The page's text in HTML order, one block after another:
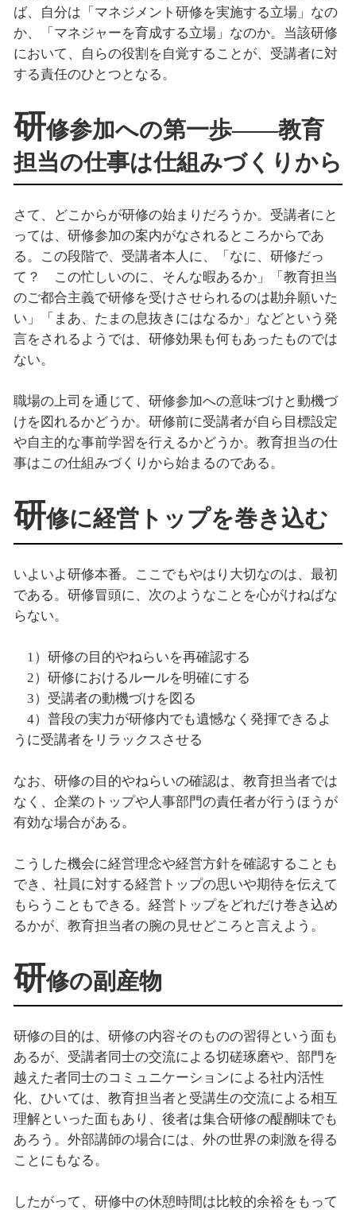
ば、自分は「マネジメント研修を実施する立場」なの
か、「マネジャーを育成する立場」なのか。当該研修
において、自らの役割を自覚することが、受講者に対
する責任のひとつとなる。
研修参加への第一歩――教育
担当の仕事は仕組みづくりから
さて、どこからが研修の始まりだろうか。受講者にと
っては、研修参加の案内がなされるところからであ
る。この段階で、受講者本人に、「なに、研修だっ
て？ この忙しいのに、そんな暇あるか」「教育担当
のご都合主義で研修を受けさせられるのは勘弁願いた
い」「まあ、たまの息抜きにはなるか」などという発
言をされるようでは、研修効果も何もあったものでは
ない。
職場の上司を通じて、研修参加への意味づけと動機づ
けを図れるかどうか。研修前に受講者が自ら目標設定
や自主的な事前学習を行えるかどうか。教育担当の仕
事はこの仕組みづくりから始まるのである。
研修に経営トップを巻き込む
いよいよ研修本番。ここでもやはり大切なのは、最初
である。研修冒頭に、次のようなことを心がけねばな
らない。
1）研修の目的やねらいを再確認する
2）研修におけるルールを明確にする
3）受講者の動機づけを図る
4）普段の実力が研修内でも遺憾なく発揮できるよ
うに受講者をリラックスさせる
なお、研修の目的やねらいの確認は、教育担当者では
なく、企業のトップや人事部門の責任者が行うほうが
有効な場合がある。
こうした機会に経営理念や経営方針を確認することも
でき、社員に対する経営トップの思いや期待を伝えて
もらうこともできる。経営トップをどれだけ巻き込め
るかが、教育担当者の腕の見せどころと言えよう。
研修の副産物
研修の目的は、研修の内容そのものの習得という面も
あるが、受講者同士の交流による切磋琢磨や、部門を
越えた者同士のコミュニケーションによる社内活性
化、ひいては、教育担当者と受講生の交流による相互
理解といった面もあり、後者は集合研修の醍醐味でも
あろう。外部講師の場合には、外の世界の刺激を得る
ことにもなる。
したがって、研修中の休憩時間は比較的余裕をもって